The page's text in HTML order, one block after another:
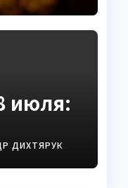
июля:
—
ДИХТЯРУК